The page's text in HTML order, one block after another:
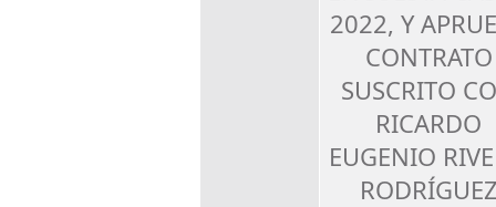
2022, Y
CONTRATO
SUSCRITO
RICARDO
EUGENIO